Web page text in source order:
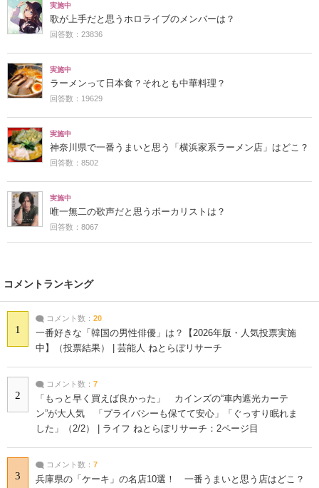
実施中
歌が上手だと思うホロライブのメンバーは？
回答数：23836
実施中
ラーメンって日本食？それとも中華料理？
回答数：19629
実施中
神奈川県で一番うまいと思う「横浜家系ラーメン店」はどこ？
回答数：8502
実施中
唯一無二の歌声だと思うボーカリストは？
回答数：8067
コメントランキング
1
コメント数： 20
一番好きな「韓国の男性俳優」は？【2026年版・人気投票実施
中】（投票結果） | 芸能人 ねとらぼリサーチ
2
コメント数： 7
「もっと早く買えば良かった」 カインズの“車内遮光カーテ
ン”が大人気 「プライバシーも保てて安心」「ぐっすり眠れま
した」（2/2） | ライフ ねとらぼリサーチ：2ページ目
3
コメント数： 7
兵庫県の「ケーキ」の名店10選！ 一番うまいと思う店はどこ？